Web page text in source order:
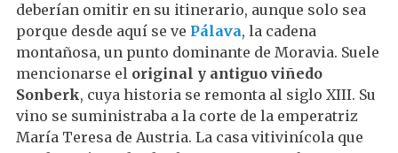
deberían omitir en su itinerario, aunque solo sea
porque desde aquí se ve Pálava, la cadena
montañosa, un punto dominante de Moravia. Suele
mencionarse el original y antiguo viñedo
Sonberk, cuya historia se remonta al siglo XIII. Su
vino se suministraba a la corte de la emperatriz
María Teresa de Austria. La casa vitivinícola que